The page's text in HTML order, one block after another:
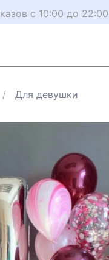
с 10:00 до 22:00
Для девушки